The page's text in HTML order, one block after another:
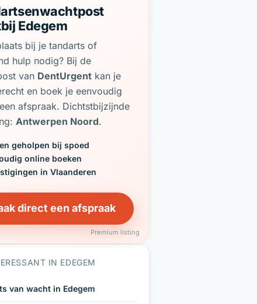
Edegem
bij je tandarts of
hulp nodig? Bij de
van DentUrgent kan je
en boek je eenvoudig
afspraak. Dichtstbijzijnde
Antwerpen Noord.
geholpen bij spoed
online boeken
in Vlaanderen
direct een afspraak
Premium listing
IN EDEGEM
van wacht in Edegem